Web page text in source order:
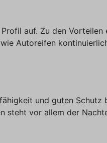
auf. Zu den
Autoreifen
und guten Schutz
steht vor allem der